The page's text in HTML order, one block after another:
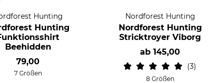
Hunting
Hunting
Beehidden
79,00
7 Größen
Nordforest Hunting
Nordforest Hunting
Stricktroyer Viborg
ab145,00
3
8 Größen